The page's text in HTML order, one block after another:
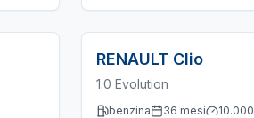
RENAULT Clio
1.0 Evolution
benzina 36 mesi 10.000